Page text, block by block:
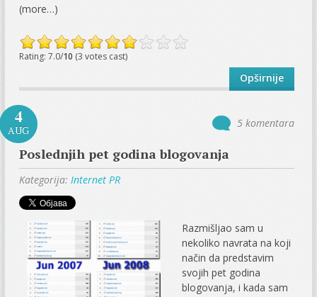
(more…)
Rating: 7.0/10 (3 votes cast)
Opširnije
4
AUG
5 komentara
Poslednjih pet godina blogovanja
Kategorija: Internet PR
Razmišljao sam u
nekoliko navrata na koji
način da predstavim
svojih pet godina
blogovanja, i kada sam